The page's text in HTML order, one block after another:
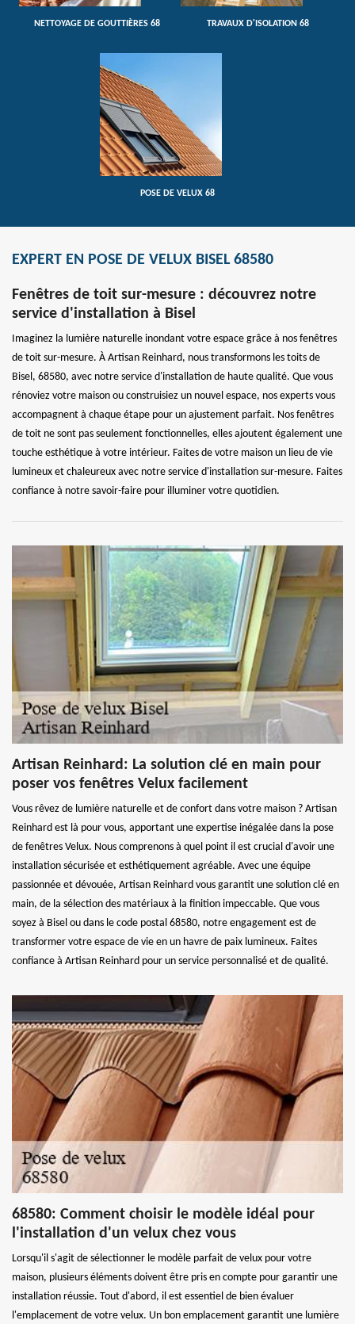
NETTOYAGE DE GOUTTIÈRES 68 TRAVAUX D'ISOLATION 68
POSE DE VELUX 68
EXPERT EN POSE DE VELUX BISEL 68580
Fenêtres de toit sur-mesure : découvrez notre
service d'installation à Bisel
Imaginez la lumière naturelle inondant votre espace grâce à nos fenêtres
de toit sur-mesure. À Artisan Reinhard, nous transformons les toits de
Bisel, 68580, avec notre service d'installation de haute qualité. Que vous
rénoviez votre maison ou construisiez un nouvel espace, nos experts vous
accompagnent à chaque étape pour un ajustement parfait. Nos fenêtres
de toit ne sont pas seulement fonctionnelles, elles ajoutent également une
touche esthétique à votre intérieur. Faites de votre maison un lieu de vie
lumineux et chaleureux avec notre service d'installation sur-mesure. Faites
confiance à notre savoir-faire pour illuminer votre quotidien.
Artisan Reinhard: La solution clé en main pour
poser vos fenêtres Velux facilement
Vous rêvez de lumière naturelle et de confort dans votre maison ? Artisan
Reinhard est là pour vous, apportant une expertise inégalée dans la pose
de fenêtres Velux. Nous comprenons à quel point il est crucial d'avoir une
installation sécurisée et esthétiquement agréable. Avec une équipe
passionnée et dévouée, Artisan Reinhard vous garantit une solution clé en
main, de la sélection des matériaux à la finition impeccable. Que vous
soyez à Bisel ou dans le code postal 68580, notre engagement est de
transformer votre espace de vie en un havre de paix lumineux. Faites
confiance à Artisan Reinhard pour un service personnalisé et de qualité.
68580: Comment choisir le modèle idéal pour
l'installation d'un velux chez vous
Lorsqu'il s'agit de sélectionner le modèle parfait de velux pour votre
maison, plusieurs éléments doivent être pris en compte pour garantir une
installation réussie. Tout d'abord, il est essentiel de bien évaluer
l'emplacement de votre velux. Un bon emplacement garantit une lumière